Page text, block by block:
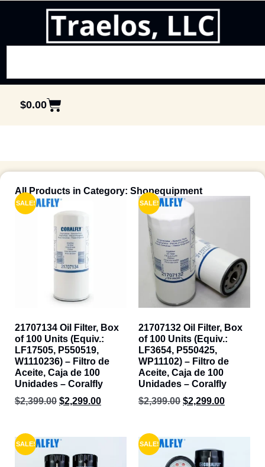
$0.00
All Products in Category: Shopequipment
SALE!
21707134 Oil Filter, Box
of 100 Units (Equiv.:
LF17505, P550519,
W1110236) – Filtro de
Aceite, Caja de 100
Unidades – Coralfly
$2,399.00 $2,299.00
SALE!
21707132 Oil Filter, Box
of 100 Units (Equiv.:
LF3654, P550425,
WP11102) – Filtro de
Aceite, Caja de 100
Unidades – Coralfly
$2,399.00 $2,299.00
SALE! SALE!